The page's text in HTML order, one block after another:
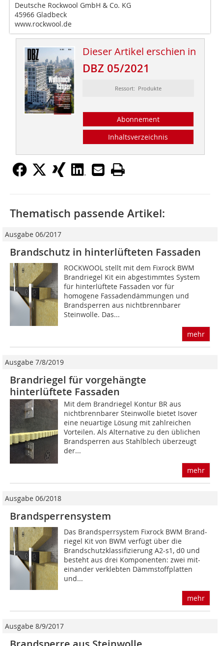
Deutsche Rockwool GmbH & Co. KG
45966 Gladbeck
www.rockwool.de
Dieser Artikel erschien in
DBZ 05/2021
Ressort: Produkte
Abonnement
Inhaltsverzeichnis
Thematisch passende Artikel:
Ausgabe 06/2017
Brandschutz in hinterlüfteten Fassaden
ROCKWOOL stellt mit dem Fixrock BWM
Brandriegel Kit ein abgestimmtes System
für hinterlüftete Fassaden vor für
homogene Fassadendämmungen und
Brandsperren aus nichtbrennbarer
Steinwolle. Das...
mehr
Ausgabe 7/8/2019
Brandriegel für vorgehängte
hinterlüftete Fassaden
Mit dem Brandriegel Kontur BR aus
nichtbrennbarer Steinwolle bietet Isover
eine neuartige Lösung mit zahlreichen
Vorteilen. Als Alternative zu den üblichen
Brandsperren aus Stahlblech überzeugt
der...
mehr
Ausgabe 06/2018
Brandsperrensystem
Das Brandsperrsystem Fixrock BWM Brand-
riegel Kit von BWM verfügt über die
Brandschutzklassifizierung A2-s1, d0 und
besteht aus drei Komponenten: zwei mit-
einander verklebten Dämmstoffplatten
und...
mehr
Ausgabe 8/9/2017